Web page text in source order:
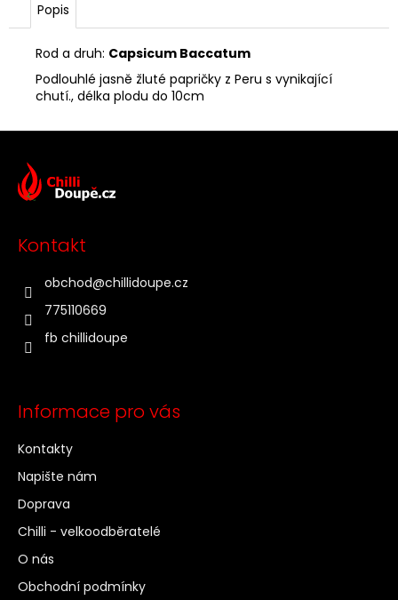
Popis
Rod a druh: Capsicum Baccatum
Podlouhlé jasně žluté papričky z Peru s vynikající
chutí., délka plodu do 10cm
Kontakt
obchod@chillidoupe.cz
775110669
fb chillidoupe
Informace pro vás
Kontakty
Napište nám
Doprava
Chilli - velkoodběratelé
O nás
Obchodní podmínky